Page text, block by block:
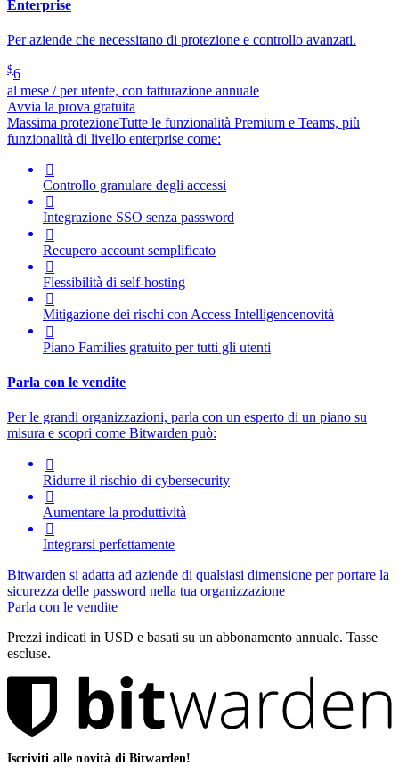
Enterprise
Per aziende che necessitano di protezione e controllo avanzati.
$6
al mese / per utente, con fatturazione annuale
Avvia la prova gratuita
Massima protezioneTutte le funzionalità Premium e Teams, più
funzionalità di livello enterprise come:

Controllo granulare degli accessi

Integrazione SSO senza password

Recupero account semplificato

Flessibilità di self-hosting

Mitigazione dei rischi con Access Intelligencenovità

Piano Families gratuito per tutti gli utenti
Parla con le vendite
Per le grandi organizzazioni, parla con un esperto di un piano su
misura e scopri come Bitwarden può:

Ridurre il rischio di cybersecurity

Aumentare la produttività

Integrarsi perfettamente
Bitwarden si adatta ad aziende di qualsiasi dimensione per portare la
sicurezza delle password nella tua organizzazione
Parla con le vendite
Prezzi indicati in USD e basati su un abbonamento annuale. Tasse
escluse.
Iscriviti alle novità di Bitwarden!